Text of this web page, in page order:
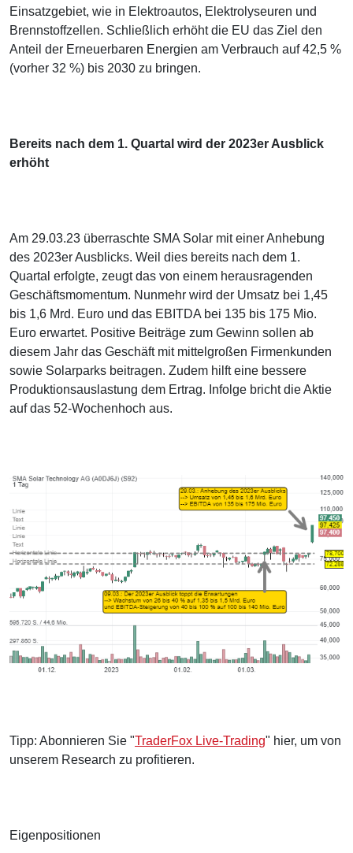
Einsatzgebiet, wie in Elektroautos, Elektrolyseuren und
Brennstoffzellen. Schließlich erhöht die EU das Ziel den
Anteil der Erneuerbaren Energien am Verbrauch auf 42,5 %
(vorher 32 %) bis 2030 zu bringen.
Bereits nach dem 1. Quartal wird der 2023er Ausblick
erhöht
Am 29.03.23 überraschte SMA Solar mit einer Anhebung
des 2023er Ausblicks. Weil dies bereits nach dem 1.
Quartal erfolgte, zeugt das von einem herausragenden
Geschäftsmomentum. Nunmehr wird der Umsatz bei 1,45
bis 1,6 Mrd. Euro und das EBITDA bei 135 bis 175 Mio.
Euro erwartet. Positive Beiträge zum Gewinn sollen ab
diesem Jahr das Geschäft mit mittelgroßen Firmenkunden
sowie Solarparks beitragen. Zudem hilft eine bessere
Produktionsauslastung dem Ertrag. Infolge bricht die Aktie
auf das 52-Wochenhoch aus.
Tipp: Abonnieren Sie "TraderFox Live-Trading" hier, um von
unserem Research zu profitieren.
Eigenpositionen